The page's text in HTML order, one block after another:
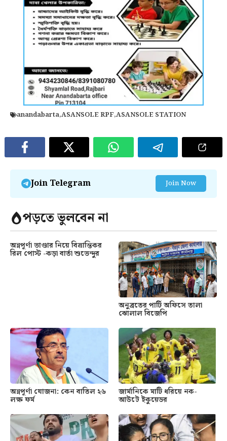
anandabarta,ASANSOLE RPF,ASANSOLE STATION
Join Telegram Join Now
পড়তে ভুলবেন না
অন্নপূর্ণা ভাণ্ডার নিয়ে বিভ্রান্তিকর
রিল পোস্ট -কড়া বার্তা শুভেন্দুর
অনুব্রতের পার্টি অফিসে তালা
ঝোলাল বিজেপি
অন্নপূর্ণা যোজনা: কেন বাতিল ২৬
লক্ষ ফর্ম
জার্মানিকে মাটি ধরিয়ে নক-
আউটে ইকুয়েডর